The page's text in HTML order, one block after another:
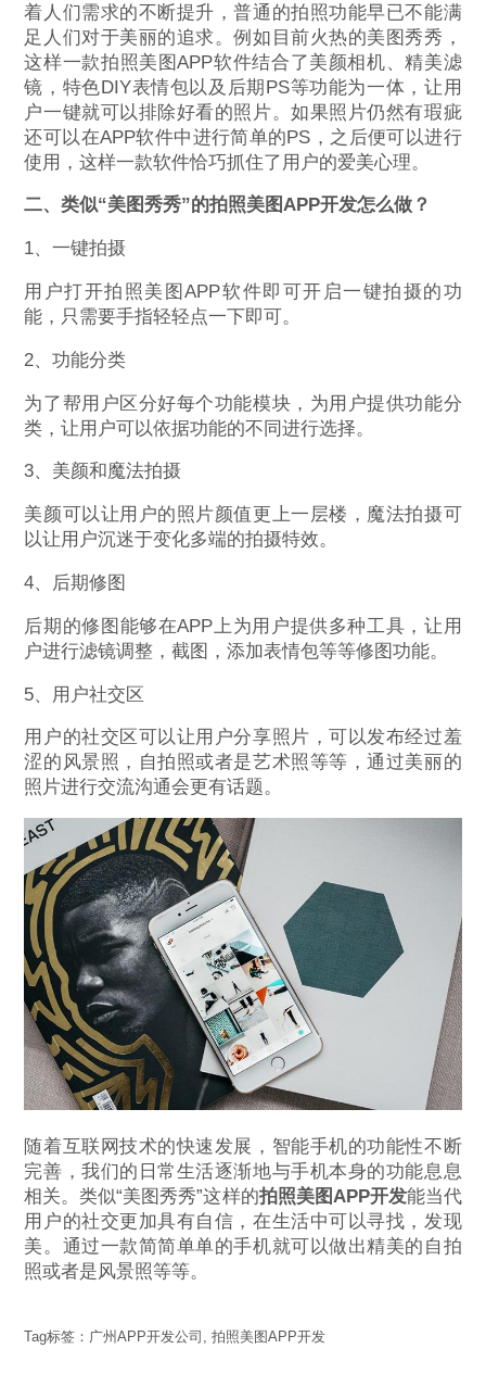
着人们需求的不断提升，普通的拍照功能早已不能满
足人们对于美丽的追求。例如目前火热的美图秀秀，
这样一款拍照美图APP软件结合了美颜相机、精美滤
镜，特色DIY表情包以及后期PS等功能为一体，让用
户一键就可以排除好看的照片。如果照片仍然有瑕疵
还可以在APP软件中进行简单的PS，之后便可以进行
使用，这样一款软件恰巧抓住了用户的爱美心理。
二、类似“美图秀秀”的拍照美图APP开发怎么做？
1、一键拍摄
用户打开拍照美图APP软件即可开启一键拍摄的功
能，只需要手指轻轻点一下即可。
2、功能分类
为了帮用户区分好每个功能模块，为用户提供功能分
类，让用户可以依据功能的不同进行选择。
3、美颜和魔法拍摄
美颜可以让用户的照片颜值更上一层楼，魔法拍摄可
以让用户沉迷于变化多端的拍摄特效。
4、后期修图
后期的修图能够在APP上为用户提供多种工具，让用
户进行滤镜调整，截图，添加表情包等等修图功能。
5、用户社交区
用户的社交区可以让用户分享照片，可以发布经过羞
涩的风景照，自拍照或者是艺术照等等，通过美丽的
照片进行交流沟通会更有话题。
随着互联网技术的快速发展，智能手机的功能性不断
完善，我们的日常生活逐渐地与手机本身的功能息息
相关。类似“美图秀秀”这样的拍照美图APP开发能当代
用户的社交更加具有自信，在生活中可以寻找，发现
美。通过一款简简单单的手机就可以做出精美的自拍
照或者是风景照等等。
Tag标签： 广州APP开发公司 ,拍照美图APP开发